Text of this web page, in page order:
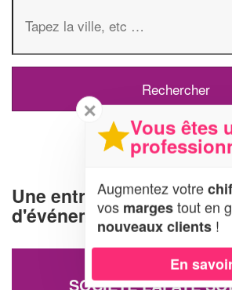
Une entreprise
d'événements à Autry-
SOCIÉTÉ LAFAYE
✕
Vous êtes
Augmentez votre
vos margestout en
nouveaux clients !
En